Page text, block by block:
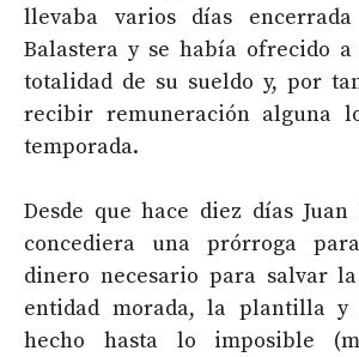
llevaba varios días
Balastera y se había ofrecido
totalidad de su sueldo y, por
recibir remuneración alguna
temporada.
Desde que hace diez días
concediera una prórroga
dinero necesario para salvar
entidad morada, la plantilla
hecho hasta lo imposible